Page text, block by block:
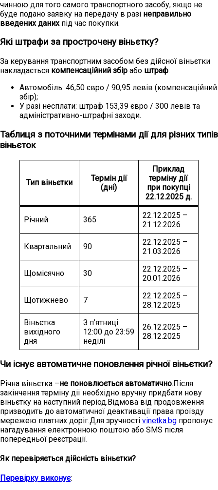
чинною для того самого транспортного засобу, якщо не
буде подано заявку на передачу в разі неправильно
введених данихпід час покупки.
Які штрафи за прострочену віньєтку?
За керування транспортним засобом без дійсної віньєтки
накладається компенсаційний збір або штраф:
Автомобіль: 46,50 євро / 90,95 левів (компенсаційний
збір);
У разі несплати: штраф 153,39 євро / 300 левів та
адміністративно-штрафні заходи.
Таблиця з поточними термінами дії для різних типів
віньєток
Тип віньєтки
Термін дії
(дні)
Приклад
терміну дії
при покупці
22.12.2025 д.
Річний 365
22.12.2025 –
21.12.2026
Квартальний 90
22.12.2025 –
21.03.2026
Щомісячно 30
22.12.2025 –
20.01.2026
Щотижнево 7
22.12.2025 –
28.12.2025
Віньєтка
вихідного
дня
З п’ятниці
12:00 до 23:59
неділі
26.12.2025 –
28.12.2025
Чи існує автоматичне поновлення річної віньєтки?
Річна віньєтка –не поновлюється автоматично.Після
закінчення терміну дії необхідно вручну придбати нову
віньєтку на наступний період.Відмова від продовження
призводить до автоматичної деактивації права проїзду
мережею платних доріг.Для зручності vinetka.bg пропонує
нагадування електронною поштою або SMS після
попередньої реєстрації.
Як перевіряється дійсність віньєтки?
Перевірку виконує: